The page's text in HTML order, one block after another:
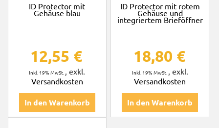
ID Protector mit
Gehäuse blau
12,55 €
Inkl. 19% MwSt. ,exkl.
Versandkosten
In den Warenkorb
ID Protector mit rotem
Gehäuse und
integriertem Brieföffner
18,80 €
Inkl. 19% MwSt.
exkl.
Versandkosten
In den Warenkorb